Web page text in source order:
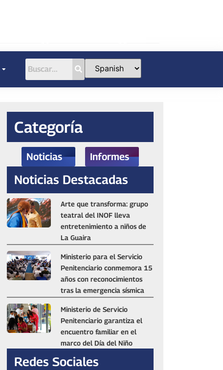
Categoría
Noticias Informes
Noticias Destacadas
Arte que transforma: grupo
teatral del INOF lleva
entretenimiento a niños de
La Guaira
Ministerio para el Servicio
Penitenciario conmemora 15
años con reconocimientos
tras la emergencia sísmica
Ministerio de Servicio
Penitenciario garantiza el
encuentro familiar en el
marco del Día del Niño
Redes Sociales